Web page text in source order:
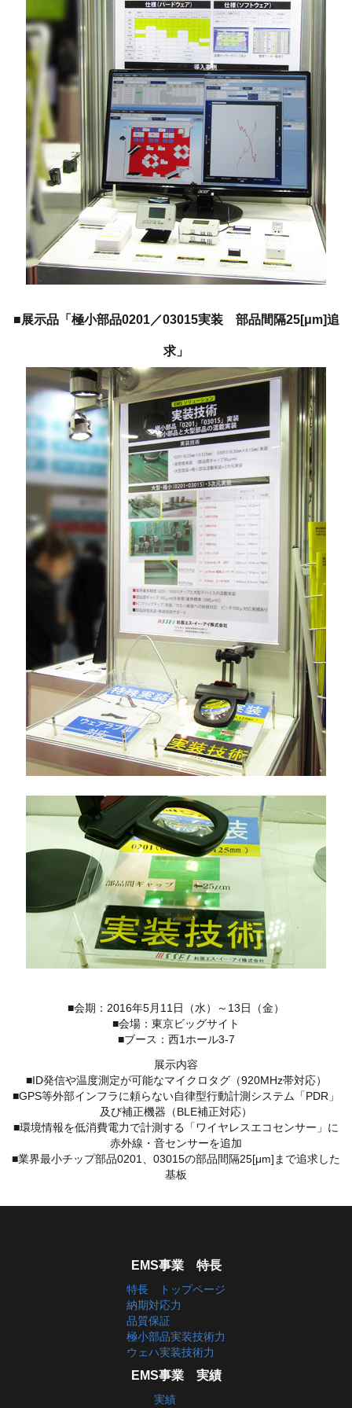
■展示品「極小部品0201／03015実装 部品間隔25[μm]追
求」
■会期：2016年5月11日（水）～13日（金）
■会場：東京ビッグサイト
■ブース：西1ホール3-7
展示内容
■ID発信や温度測定が可能なマイクロタグ（920MHz帯対応）
■GPS等外部インフラに頼らない自律型行動計測システム「PDR」
及び補正機器（BLE補正対応）
■環境情報を低消費電力で計測する「ワイヤレスエコセンサー」に
赤外線・音センサーを追加
■業界最小チップ部品0201、03015の部品間隔25[μm]まで追求した
基板
EMS事業 特長
特長 トップページ
納期対応力
品質保証
極小部品実装技術力
ウェハ実装技術力
EMS事業 実績
実績